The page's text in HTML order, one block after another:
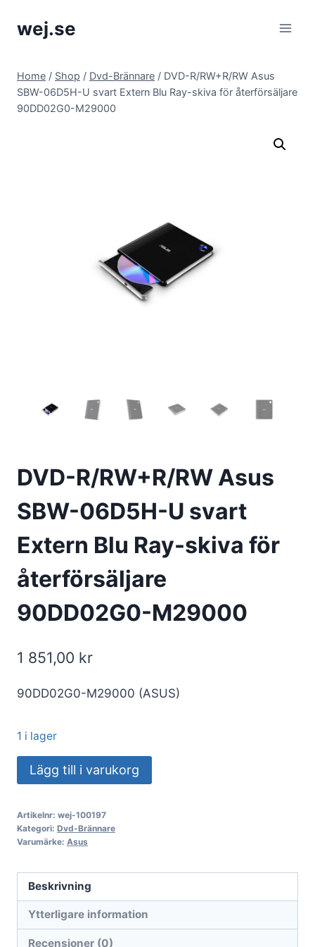
wej.se
Home / Shop / Dvd-Brännare / DVD-R/RW+R/RW Asus
SBW-06D5H-U svart Extern Blu Ray-skiva för återförsäljare
90DD02G0-M29000
DVD-R/RW+R/RW Asus
SBW-06D5H-U svart
Extern Blu Ray-skiva för
återförsäljare
90DD02G0-M29000
1 851,00 kr
90DD02G0-M29000 (ASUS)
1 i lager
DVD-
R/RW+R/RW
SBW-
06D5H-
svart
Extern
Blu
Lägg till i varukorg
Artikelnr: wej-100197
Kategori: Dvd-Brännare
Varumärke: Asus
Beskrivning
Ytterligare information
Recensioner (0)